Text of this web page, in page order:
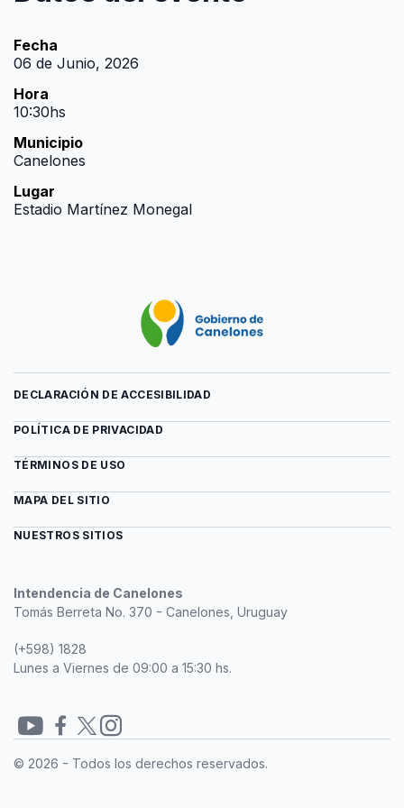
Fecha
06 de Junio, 2026
Hora
10:30hs
Municipio
Canelones
Lugar
Estadio Martínez Monegal
Intendencia de Canelones
Tomás Berreta No. 370 - Canelones, Uruguay
(+598) 1828
Lunes a Viernes de 09:00 a 15:30 hs.
DECLARACIÓN DE ACCESIBILIDAD
POLÍTICA DE PRIVACIDAD
TÉRMINOS DE USO
MAPA DEL SITIO
NUESTROS SITIOS
© 2026 - Todos los derechos reservados.
Redes